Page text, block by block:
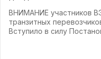
ВНИМАНИЕ участников
транзитных
Вступило в силу